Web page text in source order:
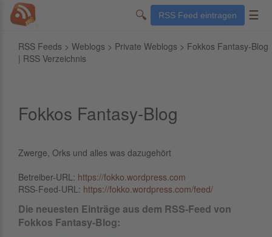
🔍 RSS Feed eintragen ☰
RSS Feeds > Weblogs > Private Weblogs > Fokkos Fantasy-Blog
| RSS Verzeichnis
Fokkos Fantasy-Blog
Zwerge, Orks und alles was dazugehört
Betreiber-URL: https://fokko.wordpress.com
RSS-Feed-URL: https://fokko.wordpress.com/feed/
Die neuesten Einträge aus dem RSS-Feed von
Fokkos Fantasy-Blog: